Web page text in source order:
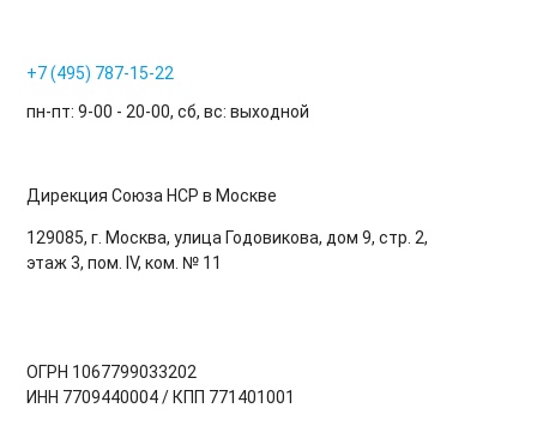
+7 (495) 787-15-22
пн-пт: 9-00 - 20-00, сб, вс: выходной
Дирекция Cоюза НСР в Москве
129085, г. Москва, улица Годовикова, дом 9, стр. 2,
этаж 3, пом. IV, ком. № 11
ОГРН 1067799033202
ИНН 7709440004 / КПП 771401001